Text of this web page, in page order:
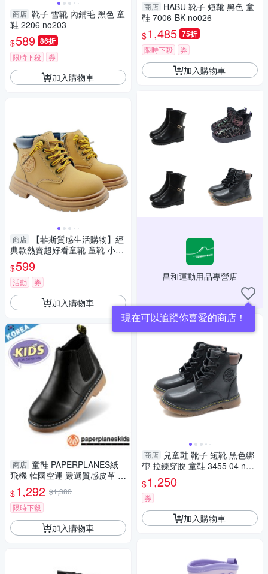
商店 靴子 雪靴 內鋪毛 黑色 童
鞋 2206 no203
$589 86折
限時下殺 券
加入購物車
商店
【菲斯質感生活購物】經
典款熱賣超好看童靴 童靴 小黃
靴 靴子 大童靴 防滑童靴 熱賣
童靴 馬丁靴
$599
活動 券
加入購物車
商店 童鞋 PAPERPLANES紙
飛機 韓國空運 嚴選質感皮革 側
拉鍊 兒童切爾西短靴【B79082
20】
$1,292 $1,380
限時下殺
加入購物車
商店 HABU 靴子 短靴 黑色 童
鞋 7006-BK no026
$1,485 75折
限時下殺 券
加入購物車
昌和運動用品專營店
現在可以追蹤你喜愛的商店！
商店 兒童鞋 靴子 短靴 黑色綁
帶 拉鍊穿脫 童鞋 3455 04 no2
93
$1,250
券
加入購物車